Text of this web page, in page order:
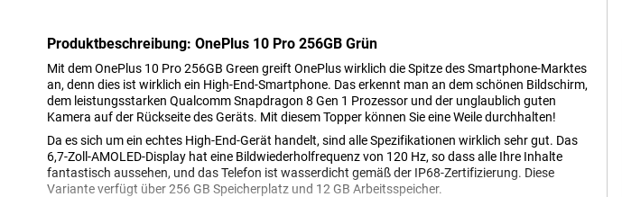
Produktbeschreibung: OnePlus 10 Pro 256GB Grün
Mit dem OnePlus 10 Pro 256GB Green greift OnePlus wirklich die Spitze des Smartphone-Marktes
an, denn dies ist wirklich ein High-End-Smartphone. Das erkennt man an dem schönen Bildschirm,
dem leistungsstarken Qualcomm Snapdragon 8 Gen 1 Prozessor und der unglaublich guten
Kamera auf der Rückseite des Geräts. Mit diesem Topper können Sie eine Weile durchhalten!
Da es sich um ein echtes High-End-Gerät handelt, sind alle Spezifikationen wirklich sehr gut. Das
6,7-Zoll-AMOLED-Display hat eine Bildwiederholfrequenz von 120 Hz, so dass alle Ihre Inhalte
fantastisch aussehen, und das Telefon ist wasserdicht gemäß der IP68-Zertifizierung. Diese
Variante verfügt über 256 GB Speicherplatz und 12 GB Arbeitsspeicher.